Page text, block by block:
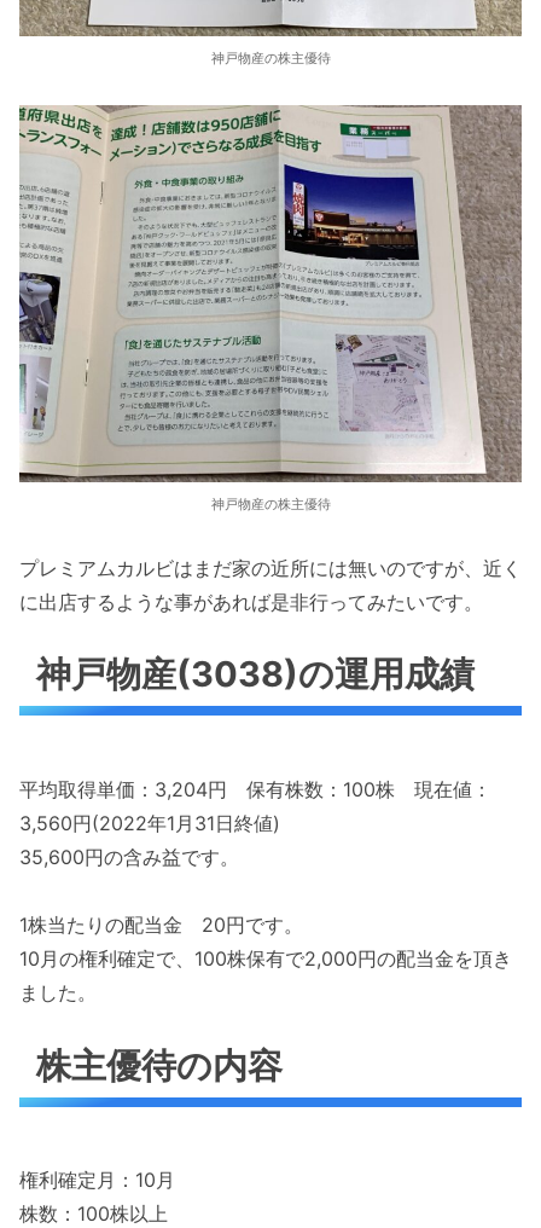
神戸物産の株主優待
神戸物産の株主優待
プレミアムカルビはまだ家の近所には無いのですが、近く
に出店するような事があれば是非行ってみたいです。
神戸物産(3038)の運用成績
平均取得単価：3,204円 保有株数：100株 現在値：
3,560円(2022年1月31日終値)
35,600円の含み益です。
1株当たりの配当金 20円です。
10月の権利確定で、100株保有で2,000円の配当金を頂き
ました。
株主優待の内容
権利確定月：10月
株数：100株以上